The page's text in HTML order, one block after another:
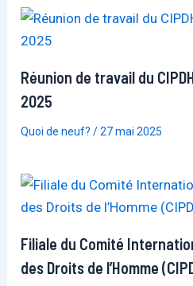
Réunion de travail du
2025
Quoi de neuf? /27 mai 2025
Filiale du Comité
des Droits de l’Homme